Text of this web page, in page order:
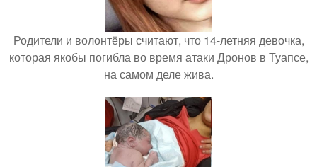
Родители и волонтёры считают, что 14-летняя девочка,
которая якобы погибла во время атаки Дронов в Туапсе,
на самом деле жива.